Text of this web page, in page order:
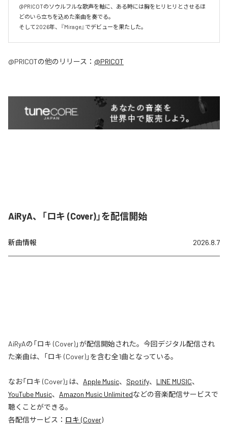
@PRICOTのソウルフルな歌声を軸に、ある時には胸をヒリヒリとさせるほ
どのいら立ちを込めた楽曲を奏でる。
そして2026年、『Mirage』でデビューを果たした。
@PRICOTの他のリリース： @PRICOT
AiRyA、「ロキ (Cover)」を配信開始
新曲情報 2026.8.7
AiRyAの「ロキ (Cover)」が配信開始された。今回デジタル配信され
た楽曲は、「ロキ (Cover)」を含む全1曲となっている。
なお「ロキ (Cover)」は、 Apple Music、 Spotify、 LINE MUSIC、
YouTube Music、 Amazon Music Unlimitedなどの音楽配信サービスで
聴くことができる。
各配信サービス： ロキ (Cover)